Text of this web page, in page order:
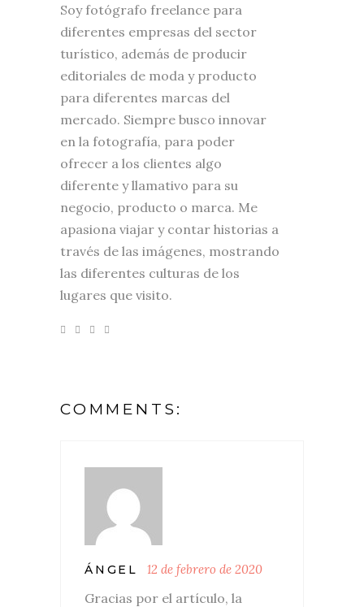
Soy fotógrafo freelance para
diferentes empresas del sector
turístico, además de producir
editoriales de moda y producto
para diferentes marcas del
mercado. Siempre busco innovar
en la fotografía, para poder
ofrecer a los clientes algo
diferente y llamativo para su
negocio, producto o marca. Me
apasiona viajar y contar historias a
través de las imágenes, mostrando
las diferentes culturas de los
lugares que visito.
COMMENTS:
ÁNGEL 12 de febrero de 2020
Gracias por el artículo, la